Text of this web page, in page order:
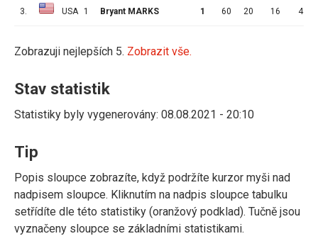
3. USA 1 Bryant MARKS 1 60 20 16 4
Zobrazuji nejlepších 5. Zobrazit vše.
Stav statistik
Statistiky byly vygenerovány: 08.08.2021 - 20:10
Tip
Popis sloupce zobrazíte, když podržíte kurzor myši nad
nadpisem sloupce. Kliknutím na nadpis sloupce tabulku
setřídíte dle této statistiky (oranžový podklad). Tučně jsou
vyznačeny sloupce se základními statistikami.